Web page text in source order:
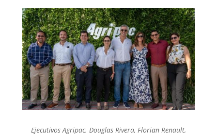
Ejecutivos Agripac. Douglas Rivera, Florian Renault,